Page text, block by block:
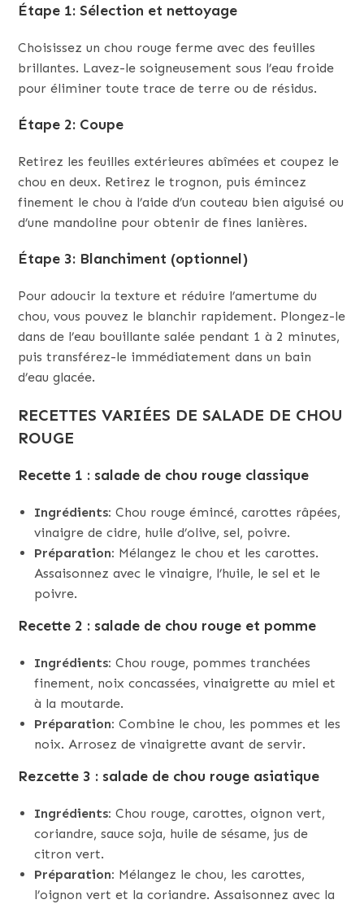
Étape 1: Sélection et nettoyage
Choisissez un chou rouge ferme avec des feuilles
brillantes. Lavez-le soigneusement sous l’eau froide
pour éliminer toute trace de terre ou de résidus.
Étape 2: Coupe
Retirez les feuilles extérieures abîmées et coupez le
chou en deux. Retirez le trognon, puis émincez
finement le chou à l’aide d’un couteau bien aiguisé ou
d’une mandoline pour obtenir de fines lanières.
Étape 3: Blanchiment (optionnel)
Pour adoucir la texture et réduire l’amertume du
chou, vous pouvez le blanchir rapidement. Plongez-le
dans de l’eau bouillante salée pendant 1 à 2 minutes,
puis transférez-le immédiatement dans un bain
d’eau glacée.
RECETTES VARIÉES DE SALADE DE CHOU
ROUGE
Recette 1 : salade de chou rouge classique
Ingrédients: Chou rouge émincé, carottes râpées,
vinaigre de cidre, huile d’olive, sel, poivre.
Préparation: Mélangez le chou et les carottes.
Assaisonnez avec le vinaigre, l’huile, le sel et le
poivre.
Recette 2 : salade de chou rouge et pomme
Ingrédients: Chou rouge, pommes tranchées
finement, noix concassées, vinaigrette au miel et
à la moutarde.
Préparation: Combine le chou, les pommes et les
noix. Arrosez de vinaigrette avant de servir.
Rezcette 3 : salade de chou rouge asiatique
Ingrédients: Chou rouge, carottes, oignon vert,
coriandre, sauce soja, huile de sésame, jus de
citron vert.
Préparation: Mélangez le chou, les carottes,
l’oignon vert et la coriandre. Assaisonnez avec la